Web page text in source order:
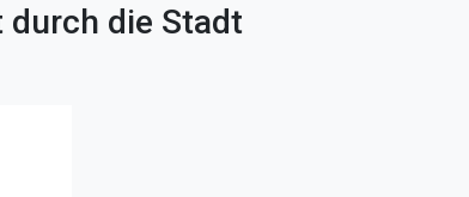
durch die Stadt